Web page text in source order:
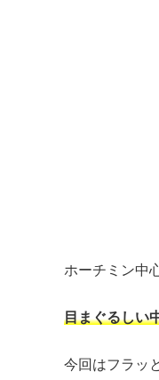
ホーチミン中
目まぐるしい
今回はフラッ